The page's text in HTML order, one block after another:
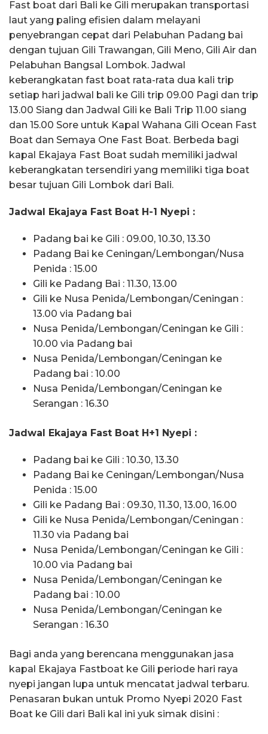
Fast boat dari Bali ke Gili merupakan transportasi
laut yang paling efisien dalam melayani
penyebrangan cepat dari Pelabuhan Padang bai
dengan tujuan Gili Trawangan, Gili Meno, Gili Air dan
Pelabuhan Bangsal Lombok. Jadwal
keberangkatan fast boat rata-rata dua kali trip
setiap hari jadwal bali ke Gili trip 09.00 Pagi dan trip
13.00 Siang dan Jadwal Gili ke Bali Trip 11.00 siang
dan 15.00 Sore untuk Kapal Wahana Gili Ocean Fast
Boat dan Semaya One Fast Boat. Berbeda bagi
kapal Ekajaya Fast Boat sudah memiliki jadwal
keberangkatan tersendiri yang memiliki tiga boat
besar tujuan Gili Lombok dari Bali.
Jadwal Ekajaya Fast Boat H-1 Nyepi :
Padang bai ke Gili : 09.00, 10.30, 13.30
Padang Bai ke Ceningan/Lembongan/Nusa
Penida : 15.00
Gili ke Padang Bai : 11.30, 13.00
Gili ke Nusa Penida/Lembongan/Ceningan :
13.00 via Padang bai
Nusa Penida/Lembongan/Ceningan ke Gili :
10.00 via Padang bai
Nusa Penida/Lembongan/Ceningan ke
Padang bai : 10.00
Nusa Penida/Lembongan/Ceningan ke
Serangan : 16.30
Jadwal Ekajaya Fast Boat H+1 Nyepi :
Padang bai ke Gili : 10.30, 13.30
Padang Bai ke Ceningan/Lembongan/Nusa
Penida : 15.00
Gili ke Padang Bai : 09.30, 11.30, 13.00, 16.00
Gili ke Nusa Penida/Lembongan/Ceningan :
11.30 via Padang bai
Nusa Penida/Lembongan/Ceningan ke Gili :
10.00 via Padang bai
Nusa Penida/Lembongan/Ceningan ke
Padang bai : 10.00
Nusa Penida/Lembongan/Ceningan ke
Serangan : 16.30
Bagi anda yang berencana menggunakan jasa
kapal Ekajaya Fastboat ke Gili periode hari raya
nyepi jangan lupa untuk mencatat jadwal terbaru.
Penasaran bukan untuk Promo Nyepi 2020 Fast
Boat ke Gili dari Bali kal ini yuk simak disini :